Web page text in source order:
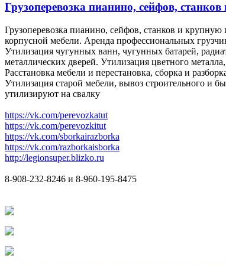
Грузоперевозка пианино, сейфов,
Грузоперевозка пианино, сейфов, станков и
корпусной мебели. Аренда профессиональных
Утилизация чугунных ванн, чугунных батарей,
металлических дверей. Утилизация цветного
Расстановка мебели и перестановка, сборка и
Утилизация старой мебели, вывоз строительного и
утилизируют на свалку
https://vk.com/perevozkatut
https://vk.com/perevozkitut
https://vk.com/sborkairazborka
https://vk.com/razborkaisborka
http://legionsuper.blizko.ru
8-908-232-8246 и 8-960-195-8475